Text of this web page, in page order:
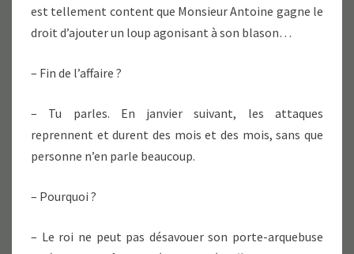
est tellement content que Monsieur Antoine gagne le
droit d’ajouter un loup agonisant à son blason…
– Fin de l’affaire ?
– Tu parles. En janvier suivant, les attaques
reprennent et durent des mois et des mois, sans que
personne n’en parle beaucoup.
– Pourquoi ?
– Le roi ne peut pas désavouer son porte-arquebuse